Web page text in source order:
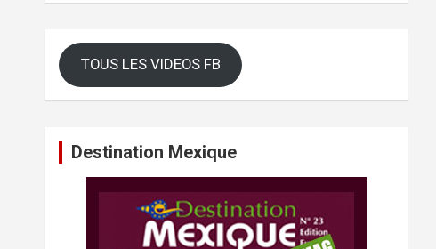
TOUS LES VIDEOS FB
Destination Mexique